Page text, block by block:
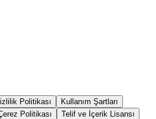
Politikası
Kullanım Şartları
Politikası
Telif ve İçerik Lisansı